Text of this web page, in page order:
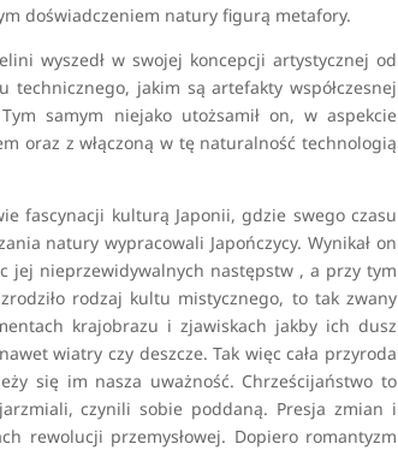
doświadczeniem natury figurą metafory.
wyszedł w swojej koncepcji artystycznej od
jakim są artefakty współczesnej
samym niejako utożsamił on, w aspekcie
oraz z włączoną w tę naturalność technologią
fascynacji kulturą Japonii, gdzie swego czasu
natury wypracowali Japończycy. Wynikał on
jej nieprzewidywalnych następstw , a przy tym
rodzaj kultu mistycznego, to tak zwany
krajobrazu i zjawiskach jakby ich dusz
wiatry czy deszcze. Tak więc cała przyroda
się im nasza uważność. Chrześcijaństwo to
czynili sobie poddaną. Presja zmian i
rewolucji przemysłowej. Dopiero romantyzm